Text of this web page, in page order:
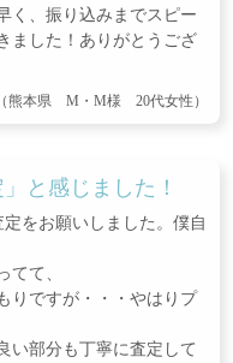
く、振り込みまでスピー
ました！ありがとうござ
（熊本県 M・M様 20代女性）
と感じました！
をお願いしました。僕自
てて、
りですが・・・やはりプ
い部分も丁寧に査定して